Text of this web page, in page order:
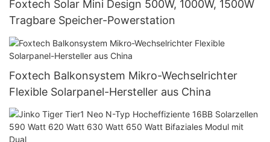
Foxtech Solar Mini Design 500W, 1000W, 1500W
Tragbare Speicher-Powerstation
Foxtech Balkonsystem Mikro-Wechselrichter
Flexible Solarpanel-Hersteller aus China